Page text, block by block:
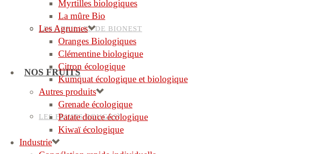
LES ABEILLES DE BIONEST
NOS FRUITS
LES FRUITS ROUGES
Myrtilles biologiques
La mûre Bio
Les Agrumes
Oranges Biologiques
Clémentine biologique
Citron écologique
Kumquat écologique et biologique
Autres produits
Grenade écologique
Patate douce écologique
Kiwaï écologique
Industrie